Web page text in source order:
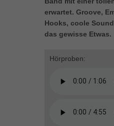
erwartet. Groove,
Hooks, coole
das gewisse Etwas.
Hörproben:
Essenzielle Cookies ermöglichen
die einwandfreie Funktion der
Cookie-
um personalisierte Werbung
Besucher über Websites hinweg